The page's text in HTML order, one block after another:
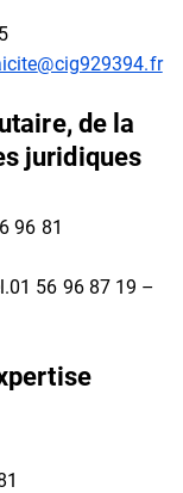
@cig929394.fr
de la
juridiques
96 81
56 96 87 19 –